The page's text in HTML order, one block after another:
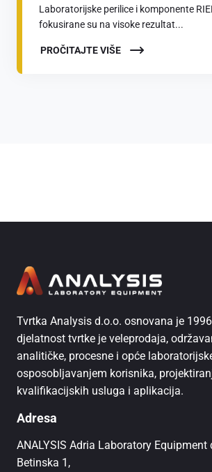
Laboratorijske perilice i komponente
fokusirane su na visoke rezultat...
PROČITAJTE VIŠE
Tvrtka Analysis d.o.o. osnovana je
djelatnost tvrtke je veleprodaja,
analitičke, procesne i opće
osposobljavanjem korisnika,
kvalifikacijskih usluga i aplikacija.
Adresa
ANALYSIS Adria Laboratory Equipment
Betinska 1,